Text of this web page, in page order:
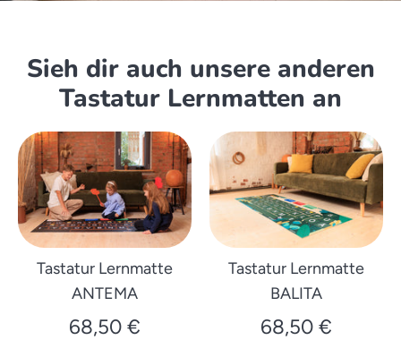
Sieh dir auch unsere anderen
Tastatur Lernmatten an
Tastatur Lernmatte
ANTEMA
68,50 €
Tastatur Lernmatte
BALITA
68,50 €